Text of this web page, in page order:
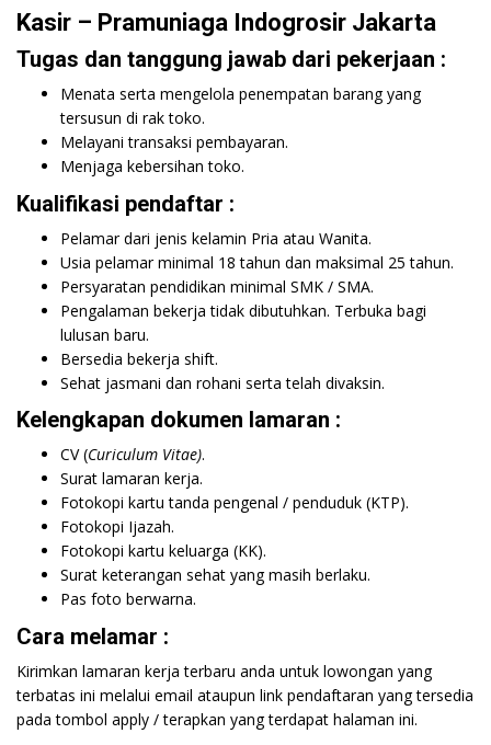
Kasir – Pramuniaga Indogrosir Jakarta
Tugas dan tanggung jawab dari pekerjaan :
Menata serta mengelola penempatan barang yang
tersusun di rak toko.
Melayani transaksi pembayaran.
Menjaga kebersihan toko.
Kualifikasi pendaftar :
Pelamar dari jenis kelamin Pria atau Wanita.
Usia pelamar minimal 18 tahun dan maksimal 25 tahun.
Persyaratan pendidikan minimal SMK / SMA.
Pengalaman bekerja tidak dibutuhkan. Terbuka bagi
lulusan baru.
Bersedia bekerja shift.
Sehat jasmani dan rohani serta telah divaksin.
Kelengkapan dokumen lamaran :
CV (Curiculum Vitae).
Surat lamaran kerja.
Fotokopi kartu tanda pengenal / penduduk (KTP).
Fotokopi Ijazah.
Fotokopi kartu keluarga (KK).
Surat keterangan sehat yang masih berlaku.
Pas foto berwarna.
Cara melamar :
Kirimkan lamaran kerja terbaru anda untuk lowongan yang
terbatas ini melalui email ataupun link pendaftaran yang tersedia
pada tombol apply / terapkan yang terdapat halaman ini.